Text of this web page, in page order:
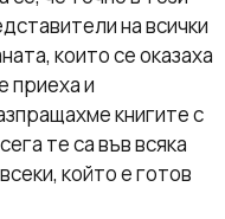
на всички
които се оказаха
приеха и
книгите с
те са във всяка
който е готов